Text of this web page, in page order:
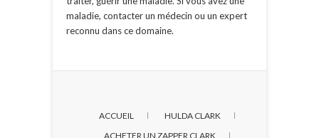
maladie, contacter un médecin ou un expert
reconnu dans ce domaine.
ACCUEIL
HULDA CLARK
ACHETER UN ZAPPER CLARK